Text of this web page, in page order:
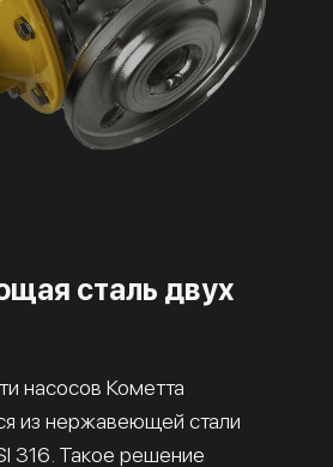
сталь двух
насосов Кометта
из нержавеющей стали
316. Такое решение